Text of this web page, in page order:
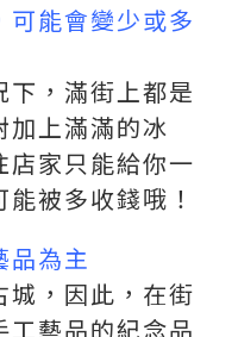
能會變少或多
，滿街上都是
加上滿滿的冰
店家只能給你一
被多收錢哦！
品為主
城，因此，在街
藝品的紀念品